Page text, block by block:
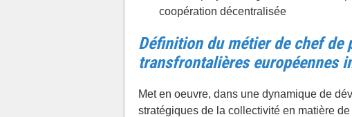
coopération décentralisée
Définition du métier de chef de
transfrontalières européennes
Met en oeuvre, dans une dynamique de
stratégiques de la collectivité en matière